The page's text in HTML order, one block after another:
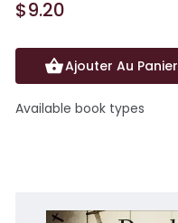
$9.20
Ajouter Au Panier
Available book types